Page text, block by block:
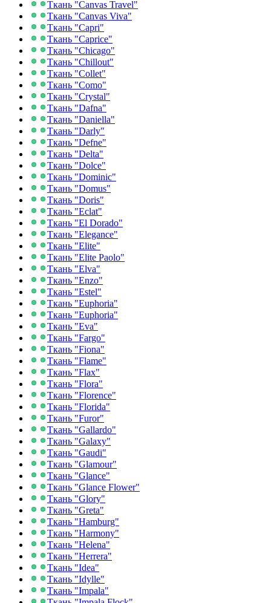
Ткань "Canvas Travel"
Ткань "Canvas Viva"
Ткань "Capri"
Ткань "Caprice"
Ткань "Chicago"
Ткань "Chillout"
Ткань "Collet"
Ткань "Como"
Ткань "Crystal"
Ткань "Dafna"
Ткань "Daniella"
Ткань "Darly"
Ткань "Defne"
Ткань "Delta"
Ткань "Dolce"
Ткань "Dominic"
Ткань "Domus"
Ткань "Doris"
Ткань "Eclat"
Ткань "El Dorado"
Ткань "Elegance"
Ткань "Elite"
Ткань "Elite Paolo"
Ткань "Elva"
Ткань "Enzo"
Ткань "Estel"
Ткань "Euphoria"
Ткань "Euphoria"
Ткань "Eva"
Ткань "Fargo"
Ткань "Fiona"
Ткань "Flame"
Ткань "Flax"
Ткань "Flora"
Ткань "Florence"
Ткань "Florida"
Ткань "Furor"
Ткань "Gallardo"
Ткань "Galaxy"
Ткань "Gaudi"
Ткань "Glamour"
Ткань "Glance"
Ткань "Glance Flower"
Ткань "Glory"
Ткань "Greta"
Ткань "Hamburg"
Ткань "Harmony"
Ткань "Helena"
Ткань "Herrera"
Ткань "Idea"
Ткань "Idylle"
Ткань "Impala"